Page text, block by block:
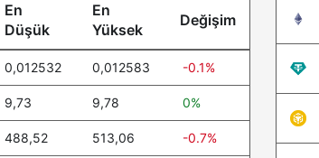
En
Düşük
En
Yüksek
Değişim
0,012532 0,012583 -0.1%
9,73 9,78 0%
488,52 513,06 -0.7%